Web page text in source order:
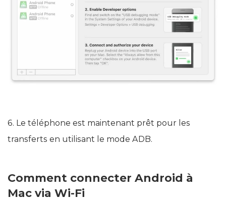
6. Le téléphone est maintenant prêt pour les
transferts en utilisant le mode ADB.
Comment connecter Android à
Mac via Wi-Fi